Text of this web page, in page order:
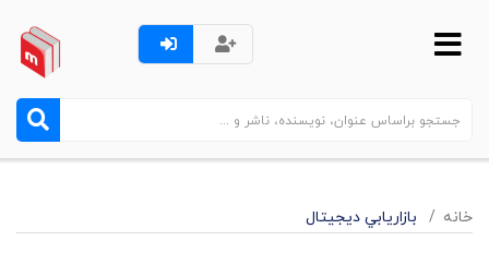
خانه بازاريابي ديجيتال